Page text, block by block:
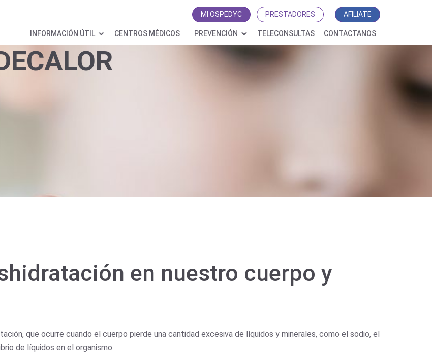
MI OSPEDYC PRESTADORES AFILIATE
INFORMACIÓN ÚTIL CENTROS MÉDICOS PREVENCIÓN TELECONSULTAS CONTACTANOS
en nuestro cuerpo y
que ocurre cuando el cuerpo pierde una cantidad excesiva de líquidos y minerales, como el sodio, el
de líquidos en el organismo.